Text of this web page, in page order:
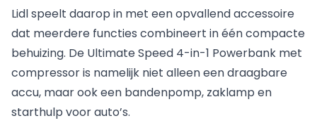
Lidl speelt daarop in met een opvallend accessoire
dat meerdere functies combineert in één compacte
behuizing. De Ultimate Speed 4-in-1 Powerbank met
compressor is namelijk niet alleen een draagbare
accu, maar ook een bandenpomp, zaklamp en
starthulp voor auto’s.